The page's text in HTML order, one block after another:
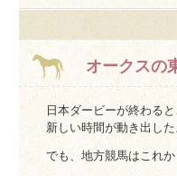
オークスの
日本ダービーが終わる
新しい時間が動き出し
でも、地方競馬はこれ